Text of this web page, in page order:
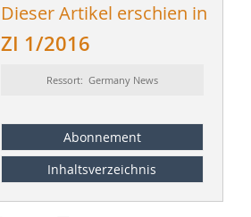
Dieser Artikel erschien in
ZI 1/2016
Ressort: Germany News
Abonnement
Inhaltsverzeichnis